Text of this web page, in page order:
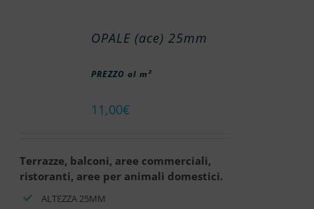
OPALE (ace) 25mm
PREZZO al m²
11,00€
Terrazze, balconi, aree commerciali,
ristoranti, aree per animali domestici.
ALTEZZA 25MM